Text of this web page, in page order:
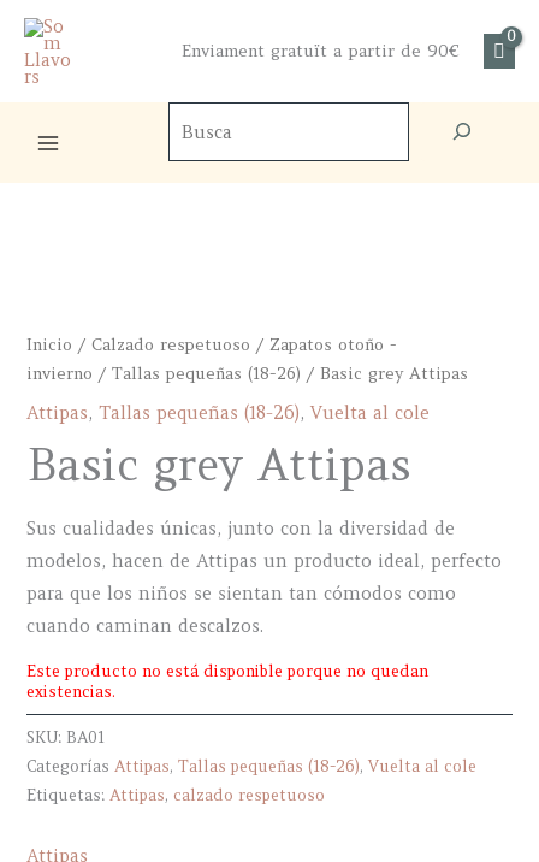
contenido
Enviament gratuït a partir de 90€
Inicio /Calzado respetuoso /Zapatos otoño -
invierno /Tallas pequeñas (18-26) / Basic grey Attipas
Attipas,Tallas pequeñas (18-26),Vuelta al cole
Basic grey Attipas
Sus cualidades únicas, junto con la diversidad de
modelos, hacen de Attipas un producto ideal, perfecto
para que los niños se sientan tan cómodos como
cuando caminan descalzos.
Este producto no está disponible porque no quedan
existencias.
SKU: BA01
CategoríasAttipas,Tallas pequeñas (18-26),Vuelta al cole
Etiquetas:Attipas, calzado respetuoso
Attipas